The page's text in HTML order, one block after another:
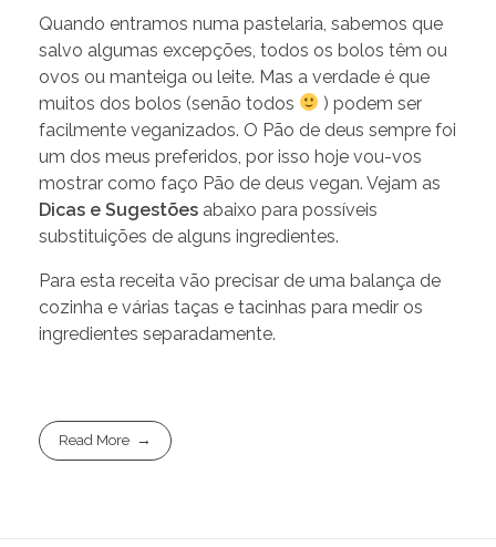
Quando entramos numa pastelaria, sabemos que
salvo algumas excepções, todos os bolos têm ou
ovos ou manteiga ou leite. Mas a verdade é que
muitos dos bolos (senão todos
) podem ser
facilmente veganizados. O Pão de deus sempre foi
um dos meus preferidos, por isso hoje vou-vos
mostrar como faço Pão de deus vegan. Vejam as
Dicas e Sugestões abaixo para possíveis
substituições de alguns ingredientes.
Para esta receita vão precisar de uma balança de
cozinha e várias taças e tacinhas para medir os
ingredientes separadamente.
Read More